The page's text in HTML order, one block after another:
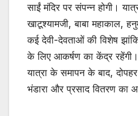
साईं मंदिर पर संपन्न होगी।
खाटूश्यामजी, बाबा महाकाल,
कई देवी-देवताओं की विशेष
के लिए आकर्षण का केंद्र रहेंगी।
यात्रा के समापन के बाद,
भंडारा और प्रसाद वितरण का